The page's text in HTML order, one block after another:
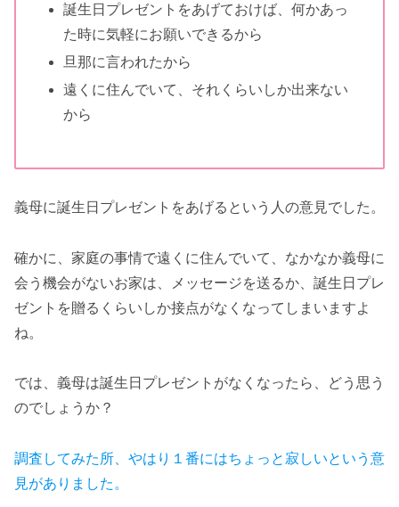
誕生日プレゼントをあげておけば、何かあっ
た時に気軽にお願いできるから
旦那に言われたから
遠くに住んでいて、それくらいしか出来ない
から
義母に誕生日プレゼントをあげるという人の意見でした。
確かに、家庭の事情で遠くに住んでいて、なかなか義母に
会う機会がないお家は、メッセージを送るか、誕生日プレ
ゼントを贈るくらいしか接点がなくなってしまいますよ
ね。
では、義母は誕生日プレゼントがなくなったら、どう思う
のでしょうか？
調査してみた所、やはり１番にはちょっと寂しいという意
見がありました。